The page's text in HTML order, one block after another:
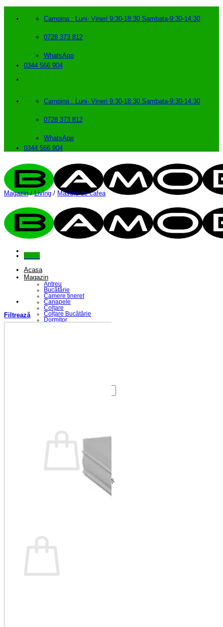
Campina : Luni- Vineri 9:30-18:30 Sambata-9:30-14:30
0728 373 812
WhatsApp
0344 566 904
Campina : Luni- Vineri 9:30-18:30 Sambata-9:30-14:30
0728 373 812
WhatsApp
0344 566 904
Acasa
Magazin
Antreu
Bucătărie
Camere tineret
Canapele
Colțare
Colțare Bucătărie
Dormitor
Nu ai niciun produs în coș.
Magazin / Living / Măsuțe de cafea
Filtrează